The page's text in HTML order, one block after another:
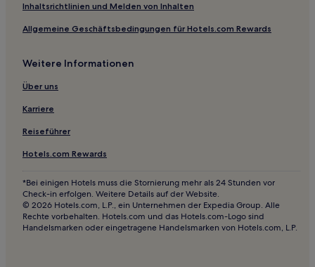
3-Sterne-Hotels in Higashi-Ikebukuro
2-Sterne-Hotels in Arakawa
2-Sterne-Hotels in Taito
4-Sterne-Hotels in Minato
3-Sterne-Hotels in Minato
3-Sterne-Hotels in Azabu-Juban
Inhaltsrichtlinien und Melden von Inhalten
Allgemeine Geschäftsbedingungen für Hotels.com Rewards
Weitere Informationen
Über uns
Karriere
Reiseführer
Hotels.com Rewards
*Bei einigen Hotels muss die Stornierung mehr als 24 Stunden vor
Check-in erfolgen. Weitere Details auf der Website.
© 2026 Hotels.com, L.P., ein Unternehmen der Expedia Group. Alle
Rechte vorbehalten. Hotels.com und das Hotels.com-Logo sind
Handelsmarken oder eingetragene Handelsmarken von Hotels.com, L.P.